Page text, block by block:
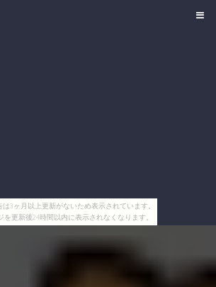
は3ヶ月以上更新がないため表示されています。
を更新後24時間以内に表示されなくなります。